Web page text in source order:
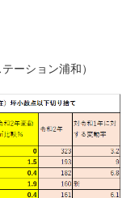
ーション浦和）